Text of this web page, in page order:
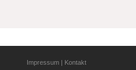
Impressum | Kontakt